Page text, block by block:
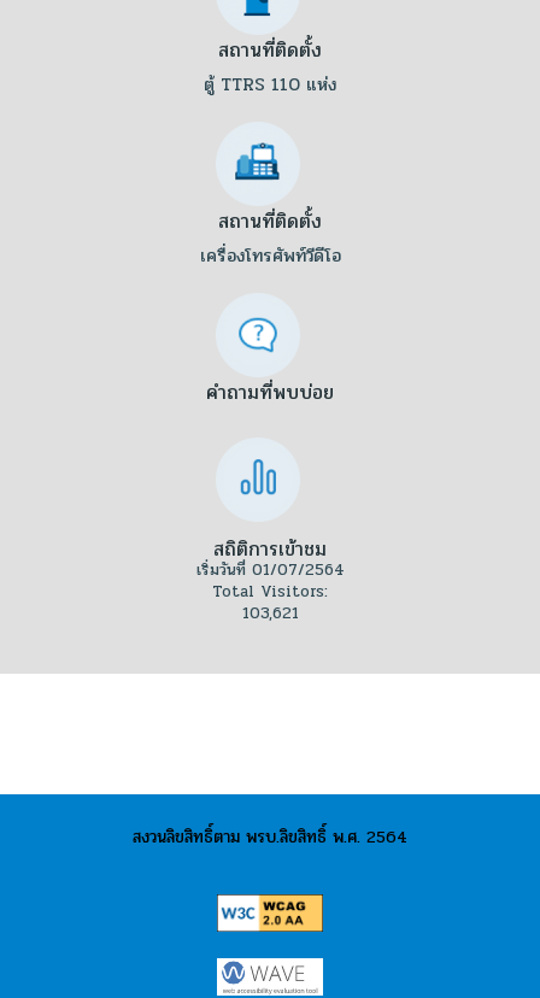
สถานที่ติดตั้ง
ตู้ TTRS 110 แห่ง
สถานที่ติดตั้ง
เครื่องโทรศัพท์วีดีโอ
คำถามที่พบบ่อย
สถิติการเข้าชม
เริ่มวันที่ 01/07/2564
Total Visitors:
103,621
สงวนลิขสิทธิ์ตาม พรบ.ลิขสิทธิ์ พ.ศ. 2564